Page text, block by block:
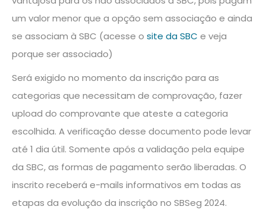
um valor menor que a opção sem associação e ainda
se associam à SBC (acesse o site da SBC e veja
porque ser associado)
Será exigido no momento da inscrição para as
categorias que necessitam de comprovação, fazer
upload do comprovante que ateste a categoria
escolhida. A verificação desse documento pode levar
até 1 dia útil. Somente após a validação pela equipe
da SBC, as formas de pagamento serão liberadas. O
inscrito receberá e-mails informativos em todas as
etapas da evolução da inscrição no SBSeg 2024.